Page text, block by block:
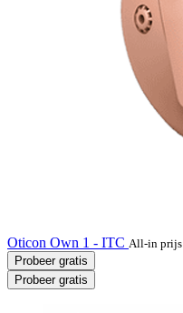
Oticon Own 1 - ITC All-in prijs
Probeer gratis
Probeer gratis